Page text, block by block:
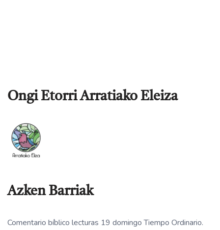
Ongi Etorri Arratiako Eleiza
Azken Barriak
Comentario bíblico lecturas 19 domingo Tiempo Ordinario.